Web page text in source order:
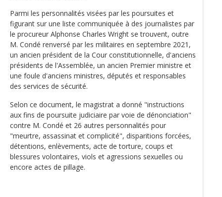
Parmi les personnalités visées par les poursuites et
figurant sur une liste communiquée à des journalistes par
le procureur Alphonse Charles Wright se trouvent, outre
M. Condé renversé par les militaires en septembre 2021,
un ancien président de la Cour constitutionnelle, d'anciens
présidents de l'Assemblée, un ancien Premier ministre et
une foule d'anciens ministres, députés et responsables
des services de sécurité.
Selon ce document, le magistrat a donné "instructions
aux fins de poursuite judiciaire par voie de dénonciation"
contre M. Condé et 26 autres personnalités pour
"meurtre, assassinat et complicité", disparitions forcées,
détentions, enlèvements, acte de torture, coups et
blessures volontaires, viols et agressions sexuelles ou
encore actes de pillage.